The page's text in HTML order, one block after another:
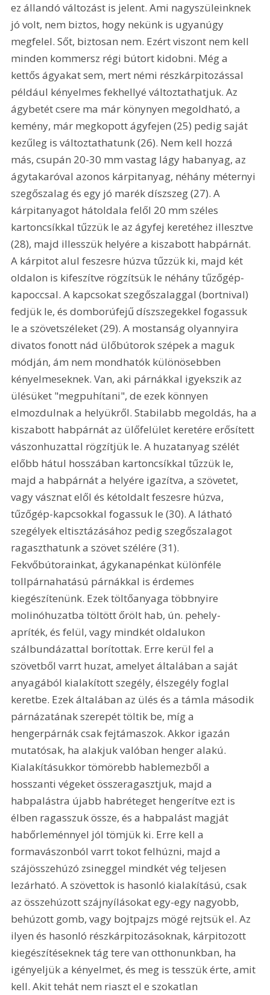
ez állandó változást is jelent. Ami nagyszüleinknek
jó volt, nem biztos, hogy nekünk is ugyanúgy
megfelel. Sőt, biztosan nem. Ezért viszont nem kell
minden kommersz régi bútort kidobni. Még a
kettős ágyakat sem, mert némi részkárpitozással
például kényelmes fekhellyé változtathatjuk. Az
ágybetét csere ma már könynyen megoldható, a
kemény, már megkopott ágyfejen (25) pedig saját
kezűleg is változtathatunk (26). Nem kell hozzá
más, csupán 20-30 mm vastag lágy habanyag, az
ágytakaróval azonos kárpitanyag, néhány méternyi
szegőszalag és egy jó marék díszszeg (27). A
kárpitanyagot hátoldala felől 20 mm széles
kartoncsíkkal tűzzük le az ágyfej keretéhez illesztve
(28), majd illesszük helyére a kiszabott habpárnát.
A kárpitot alul feszesre húzva tűzzük ki, majd két
oldalon is kifeszítve rögzítsük le néhány tűzőgép-
kapoccsal. A kapcsokat szegőszalaggal (bortnival)
fedjük le, és domborúfejű díszszegekkel fogassuk
le a szövetszéleket (29). A mostanság olyannyira
divatos fonott nád ülőbútorok szépek a maguk
módján, ám nem mondhatók különösebben
kényelmeseknek. Van, aki párnákkal igyekszik az
ülésüket "megpuhítani", de ezek könnyen
elmozdulnak a helyükről. Stabilabb megoldás, ha a
kiszabott habpárnát az ülőfelület keretére erősített
vászonhuzattal rögzítjük le. A huzatanyag szélét
előbb hátul hosszában kartoncsíkkal tűzzük le,
majd a habpárnát a helyére igazítva, a szövetet,
vagy vásznat elől és kétoldalt feszesre húzva,
tűzőgép-kapcsokkal fogassuk le (30). A látható
szegélyek eltisztázásához pedig szegőszalagot
ragaszthatunk a szövet szélére (31).
Fekvőbútorainkat, ágykanapénkat különféle
tollpárnahatású párnákkal is érdemes
kiegészítenünk. Ezek töltőanyaga többnyire
molinóhuzatba töltött őrölt hab, ún. pehely-
apríték, és felül, vagy mindkét oldalukon
szálbundázattal borítottak. Erre kerül fel a
szövetből varrt huzat, amelyet általában a saját
anyagából kialakított szegély, élszegély foglal
keretbe. Ezek általában az ülés és a támla második
párnázatának szerepét töltik be, míg a
hengerpárnák csak fejtámaszok. Akkor igazán
mutatósak, ha alakjuk valóban henger alakú.
Kialakításukkor tömörebb hablemezből a
hosszanti végeket összeragasztjuk, majd a
habpalástra újabb habréteget hengerítve ezt is
élben ragasszuk össze, és a habpalást magját
habőrleménnyel jól tömjük ki. Erre kell a
formavászonból varrt tokot felhúzni, majd a
szájösszehúzó zsineggel mindkét vég teljesen
lezárható. A szövettok is hasonló kialakítású, csak
az összehúzott szájnyílásokat egy-egy nagyobb,
behúzott gomb, vagy bojtpajzs mögé rejtsük el. Az
ilyen és hasonló részkárpitozásoknak, kárpitozott
kiegészítéseknek tág tere van otthonunkban, ha
igényeljük a kényelmet, és meg is tesszük érte, amit
kell. Akit tehát nem riaszt el e szokatlan